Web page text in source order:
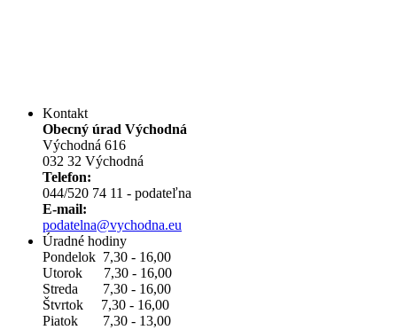
Kontakt
Obecný úrad Východná
Východná 616
032 32 Východná
Telefon:
044/520 74 11 - podateľna
E-mail:
podatelna@vychodna.eu
Úradné hodiny
Pondelok 7,30 - 16,00
Utorok 7,30 - 16,00
Streda 7,30 - 16,00
Štvrtok 7,30 - 16,00
Piatok 7,30 - 13,00